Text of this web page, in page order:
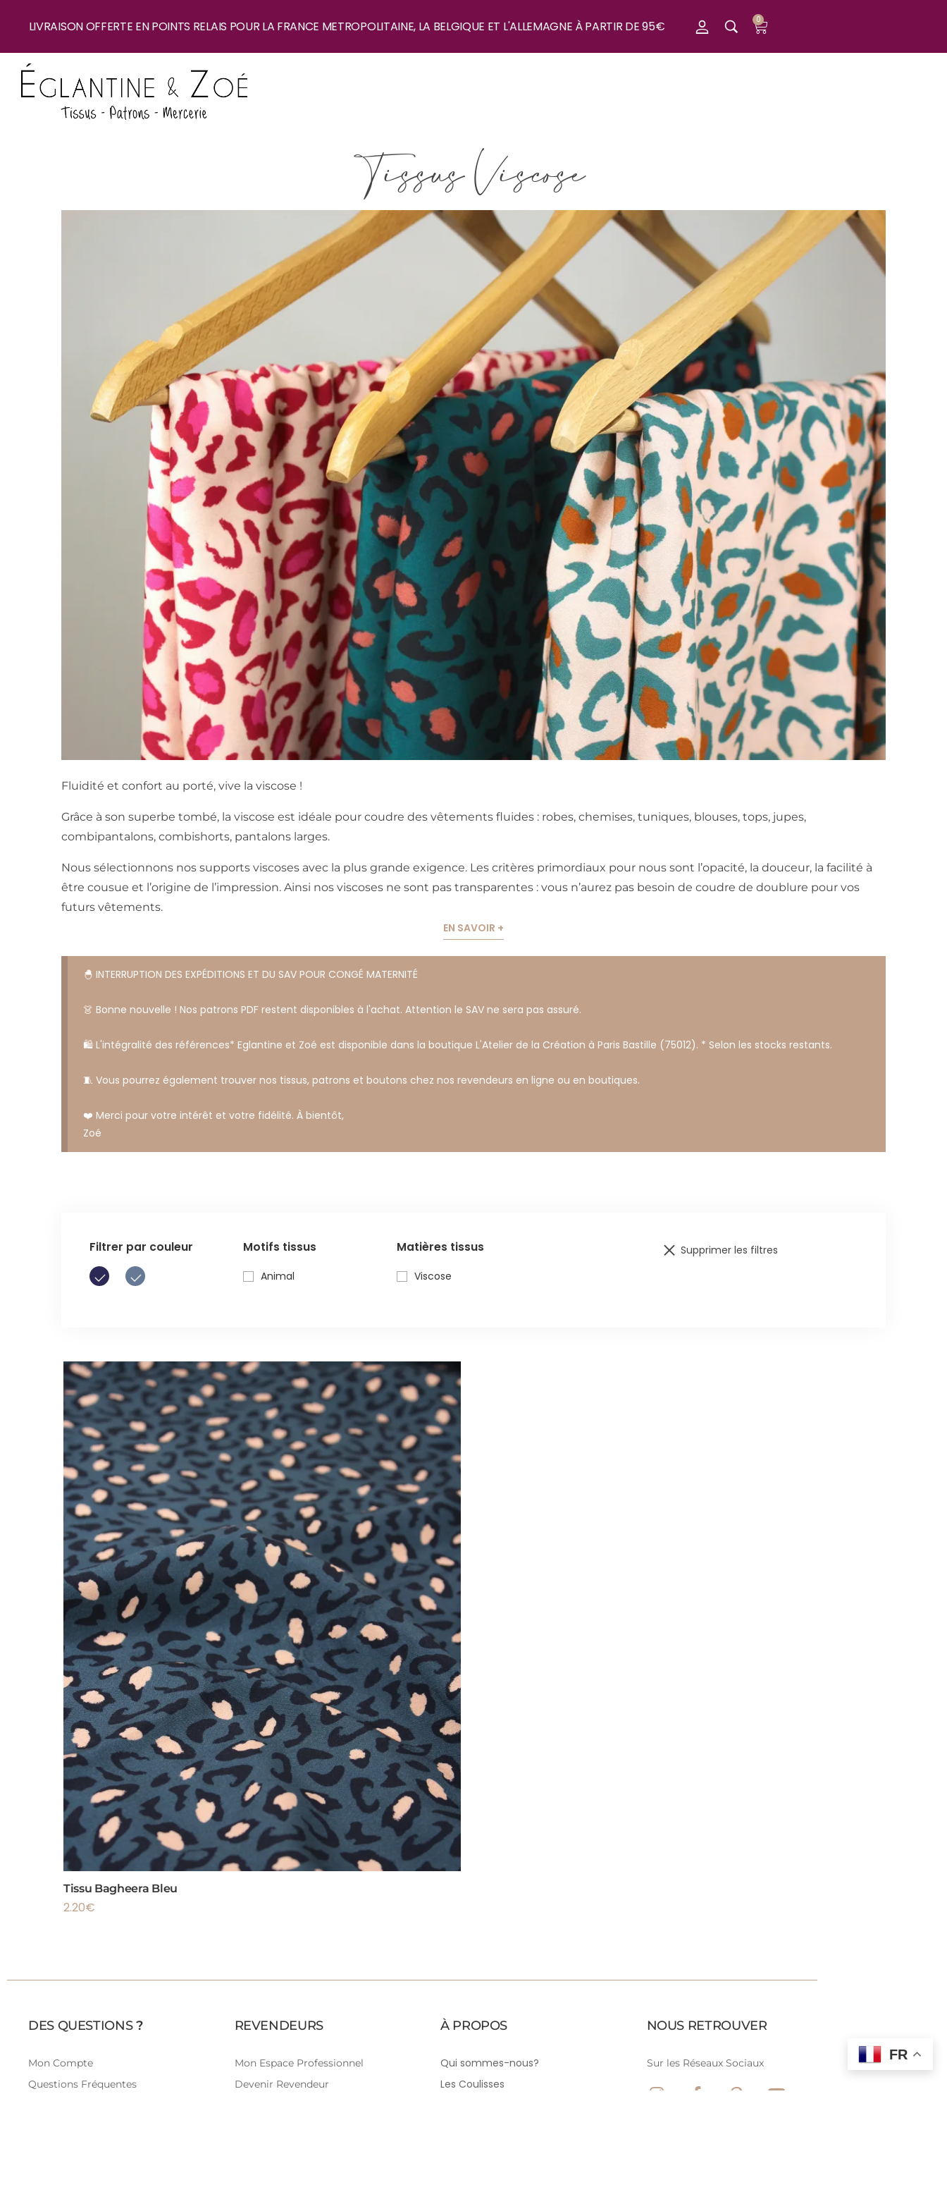
LIVRAISON OFFERTE EN POINTS RELAIS POUR LA FRANCE METROPOLITAINE, LA BELGIQUE ET L'ALLEMAGNE À PARTIR DE 95€ 0
Tissus Viscose
Fluidité et confort au porté, vive la viscose !
Grâce à son superbe tombé, la viscose est idéale pour coudre des vêtements fluides : robes, chemises, tuniques, blouses, tops, jupes,
combipantalons, combishorts, pantalons larges.
Nous sélectionnons nos supports viscoses avec la plus grande exigence. Les critères primordiaux pour nous sont l’opacité, la douceur, la facilité à
être cousue et l’origine de l’impression. Ainsi nos viscoses ne sont pas transparentes : vous n’aurez pas besoin de coudre de doublure pour vos
futurs vêtements.
EN SAVOIR +
🐣 INTERRUPTION DES EXPÉDITIONS ET DU SAV POUR CONGÉ MATERNITÉ
👗 Bonne nouvelle ! Nos patrons PDF restent disponibles à l'achat. Attention le SAV ne sera pas assuré.
🛍️ L'intégralité des références* Eglantine et Zoé est disponible dans la boutique L'Atelier de la Création à Paris Bastille (75012). * Selon les stocks restants.
🧵 Vous pourrez également trouver nos tissus, patrons et boutons chez nos revendeurs en ligne ou en boutiques.
❤️ Merci pour votre intérêt et votre fidélité. À bientôt,
Zoé
Filtrer par couleur Motifs tissus
Animal
Matières tissus
Viscose
Supprimer les filtres
Tissu Bagheera Bleu
2.20€
DES QUESTIONS?
Mon Compte
Questions Fréquentes
REVENDEURS
Mon Espace Professionnel
Devenir Revendeur
À PROPOS
Qui sommes-nous?
Les Coulisses
NOUS RETROUVER
Sur les Réseaux Sociaux
FR